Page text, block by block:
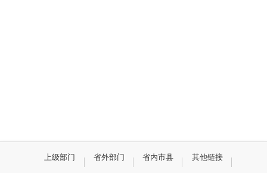
上级部门 省外部门 省内市县 其他链接